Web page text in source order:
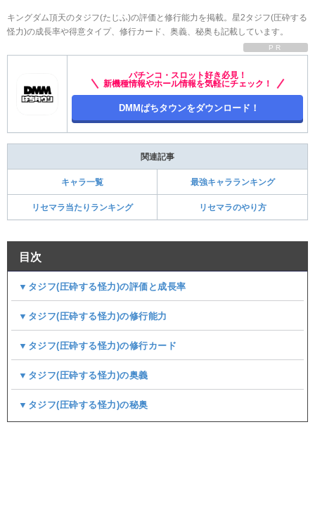
キングダム頂天のタジフ(たじふ)の評価と修行能力を掲載。星2タジフ(圧砕する
怪力)の成長率や得意タイプ、修行カード、奥義、秘奥も記載しています。
PR
パチンコ・スロット好き必見！
新機種情報やホール情報を気軽にチェック！
DMMぱちタウンをダウンロード！
関連記事
キャラ一覧 最強キャラランキング
リセマラ当たりランキング リセマラのやり方
目次
▼タジフ(圧砕する怪力)の評価と成長率
▼タジフ(圧砕する怪力)の修行能力
▼タジフ(圧砕する怪力)の修行カード
▼タジフ(圧砕する怪力)の奥義
▼タジフ(圧砕する怪力)の秘奥